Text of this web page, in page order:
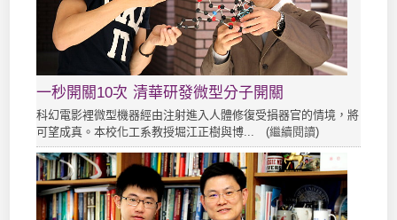
一秒開關10次 清華研發微型分子開關
科幻電影裡微型機器經由注射進入人體修復受損器官的情境，將
可望成真。本校化工系教授堀江正樹與博... (繼續閱讀)